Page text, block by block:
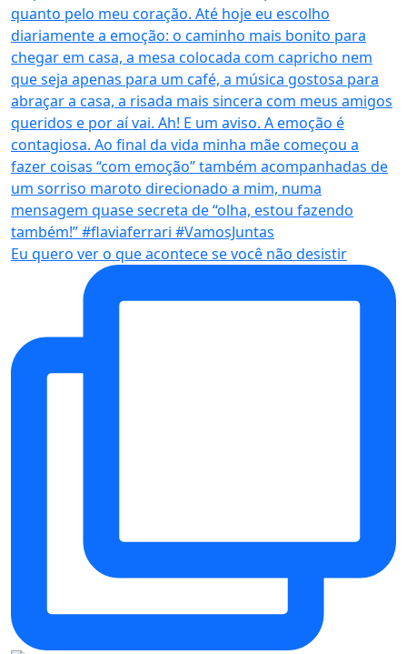
Eu quero ver o que acontece se você não desistir